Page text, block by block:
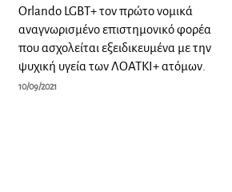
Orlando LGBT+ τον πρώτο νομικά
αναγνωρισμένο επιστημονικό φορέα
που ασχολείται εξειδικευμένα με την
ψυχική υγεία των ΛΟΑΤΚΙ+ ατόμων.
10/09/2021